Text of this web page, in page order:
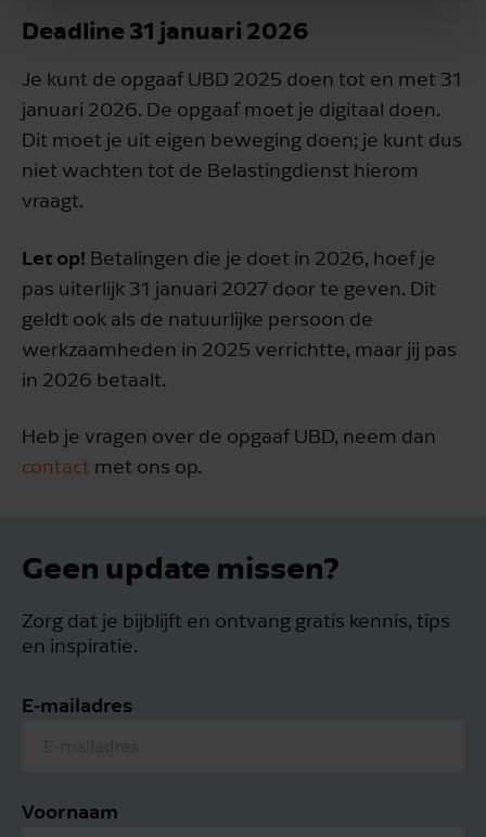
Deadline 31 januari 2026
Je kunt de opgaaf UBD 2025 doen tot en met 31
januari 2026. De opgaaf moet je digitaal doen.
Dit moet je uit eigen beweging doen; je kunt dus
niet wachten tot de Belastingdienst hierom
vraagt.
Let op! Betalingen die je doet in 2026, hoef je
pas uiterlijk 31 januari 2027 door te geven. Dit
geldt ook als de natuurlijke persoon de
werkzaamheden in 2025 verrichtte, maar jij pas
in 2026 betaalt.
Heb je vragen over de opgaaf UBD, neem dan
contact met ons op.
Geen update missen?
Zorg dat je bijblijft en ontvang gratis kennis, tips
en inspiratie.
E-mailadres
Voornaam